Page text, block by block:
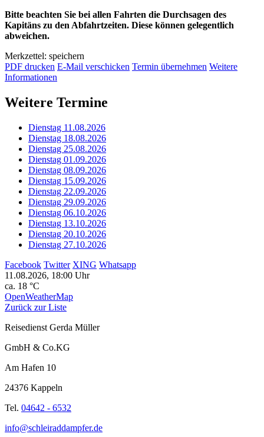
Bitte beachten Sie bei allen Fahrten die Durchsagen des
Kapitäns zu den Abfahrtzeiten. Diese können gelegentlich
abweichen.
Merkzettel: speichern
PDF drucken E-Mail verschicken Termin übernehmen Weitere
Informationen
Weitere Termine
Dienstag 11.08.2026
Dienstag 18.08.2026
Dienstag 25.08.2026
Dienstag 01.09.2026
Dienstag 08.09.2026
Dienstag 15.09.2026
Dienstag 22.09.2026
Dienstag 29.09.2026
Dienstag 06.10.2026
Dienstag 13.10.2026
Dienstag 20.10.2026
Dienstag 27.10.2026
Facebook Twitter XING Whatsapp
11.08.2026, 18:00 Uhr
ca. 18 °C
OpenWeatherMap
Zurück zur Liste
Reisedienst Gerda Müller
GmbH & Co.KG
Am Hafen 10
24376 Kappeln
Tel. 04642 - 6532
info@schleiraddampfer.de